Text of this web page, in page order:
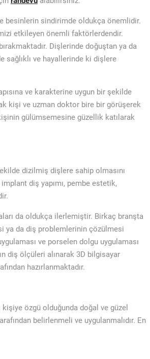
besinlerin sindirimde oldukça önemlidir.
etkileyen önemli faktörlerdendir.
Dişlerinde doğuştan ya da
sağlıklı ve hayallerinde ki dişlere
ve karakterine uygun bir şekilde
kişi ve uzman doktor bire bir görüşerek
gülümsemesine güzellik katılarak
dizilmiş dişlere sahip olmasını
diş yapımı, pembe estetik,
da oldukça ilerlemiştir. Birkaç branşta
ya da diş problemlerinin çözülmesi
ve porselen dolgu uygulaması
diş ölçüleri alınarak 3D bilgisayar
hazırlanmaktadır.
özgü olduğunda doğal ve güzel
belirlenmeli ve uygulanmalıdır. En